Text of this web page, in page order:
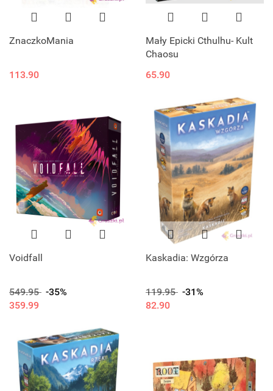
ZnaczkoMania
113.90
Mały Epicki Cthulhu- Kult
Chaosu
65.90
Voidfall
549.95 -35%
359.99
Kaskadia: Wzgórza
119.95 -31%
82.90